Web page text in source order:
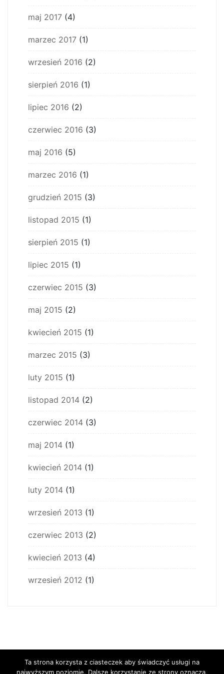
maj 2017 (4)
marzec 2017 (1)
wrzesień 2016 (2)
sierpień 2016 (1)
lipiec 2016 (2)
czerwiec 2016 (3)
maj 2016 (5)
marzec 2016 (1)
grudzień 2015 (3)
listopad 2015 (1)
sierpień 2015 (1)
lipiec 2015 (1)
czerwiec 2015 (3)
maj 2015 (2)
kwiecień 2015 (1)
marzec 2015 (3)
luty 2015 (1)
listopad 2014 (2)
czerwiec 2014 (3)
maj 2014 (1)
kwiecień 2014 (1)
luty 2014 (1)
wrzesień 2013 (1)
czerwiec 2013 (2)
kwiecień 2013 (4)
wrzesień 2012 (1)
Ta strona korzysta z ciasteczek aby świadczyć usługi na
najwyższym poziomie. Dalsze korzystanie ze strony oznacza,